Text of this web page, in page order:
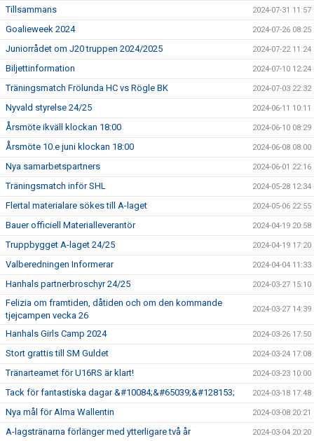
Tillsammans 2024-07-31 11:57
Goalieweek 2024 2024-07-26 08:25
Juniorrådet om J20 truppen 2024/2025 2024-07-22 11:24
Biljettinformation 2024-07-10 12:24
Träningsmatch Frölunda HC vs Rögle BK 2024-07-03 22:32
Nyvald styrelse 24/25 2024-06-11 10:11
Årsmöte ikväll klockan 18:00 2024-06-10 08:29
Årsmöte 10.e juni klockan 18:00 2024-06-08 08:00
Nya samarbetspartners 2024-06-01 22:16
Träningsmatch inför SHL 2024-05-28 12:34
Flertal materialare sökes till A-laget 2024-05-06 22:55
Bauer officiell Materialleverantör 2024-04-19 20:58
Truppbygget A-laget 24/25 2024-04-19 17:20
Valberedningen Informerar 2024-04-04 11:33
Hanhals partnerbroschyr 24/25 2024-03-27 15:10
Felizia om framtiden, dåtiden och om den kommande
tjejcampen vecka 26
2024-03-27 14:39
Hanhals Girls Camp 2024 2024-03-26 17:50
Stort grattis till SM Guldet 2024-03-24 17:08
Tränarteamet för U16RS är klart! 2024-03-23 10:00
Tack för fantastiska dagar &#10084;&#65039;&#128153; 2024-03-18 17:48
Nya mål för Alma Wallentin 2024-03-08 20:21
A-lagstränarna förlänger med ytterligare två år 2024-03-04 20:20